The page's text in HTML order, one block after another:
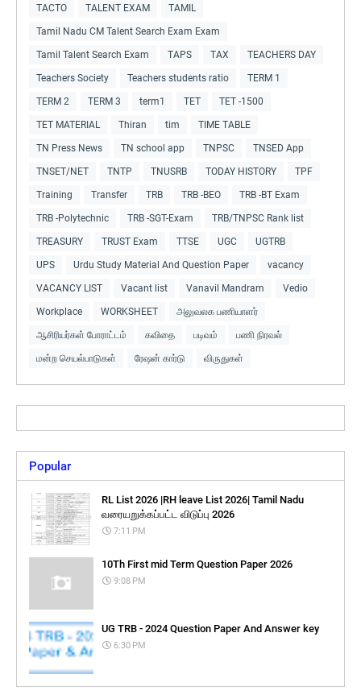
TACTO TALENT EXAM TAMIL
Tamil Nadu CM Talent Search Exam Exam
Tamil Talent Search Exam TAPS TAX TEACHERS DAY
Teachers Society Teachers students ratio TERM 1
TERM 2 TERM 3 term1 TET TET -1500
TET MATERIAL Thiran tim TIME TABLE
TN Press News TN school app TNPSC TNSED App
TNSET/NET TNTP TNUSRB TODAY HISTORY TPF
Training Transfer TRB TRB -BEO TRB -BT Exam
TRB -Polytechnic TRB -SGT-Exam TRB/TNPSC Rank list
TREASURY TRUST Exam TTSE UGC UGTRB
UPS Urdu Study Material And Question Paper vacancy
VACANCY LIST Vacant list Vanavil Mandram Vedio
Workplace WORKSHEET அலுவலக பணியாளர்
ஆசிரியர்கள் போராட்டம் கவிதை படிவம் பணி நிரவல்
மன்ற செயல்பாடுகள் ரேஷன் கார்டு விருதுகள்
Popular
RL List 2026 |RH leave List 2026| Tamil Nadu
வரையறுக்கப்பட்ட விடுப்பு 2026
7:11 PM
10Th First mid Term Question Paper 2026
9:08 PM
UG TRB - 2024 Question Paper And Answer key
6:30 PM